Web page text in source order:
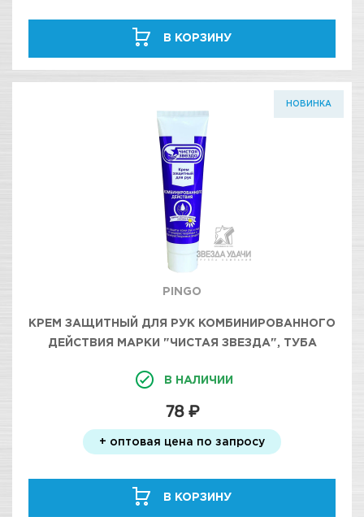
В КОРЗИНУ
НОВИНКА
PINGO
КРЕМ ЗАЩИТНЫЙ ДЛЯ РУК КОМБИНИРОВАННОГО
ДЕЙСТВИЯ МАРКИ "ЧИСТАЯ ЗВЕЗДА", ТУБА
В НАЛИЧИИ
78 ₽
+ оптовая цена по запросу
В КОРЗИНУ